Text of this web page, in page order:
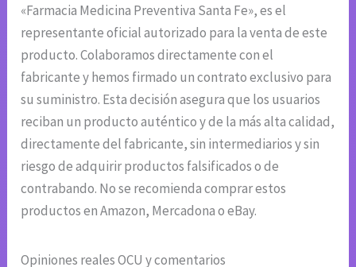
«Farmacia Medicina Preventiva Santa Fe», es el
representante oficial autorizado para la venta de este
producto. Colaboramos directamente con el
fabricante y hemos firmado un contrato exclusivo para
su suministro. Esta decisión asegura que los usuarios
reciban un producto auténtico y de la más alta calidad,
directamente del fabricante, sin intermediarios y sin
riesgo de adquirir productos falsificados o de
contrabando. No se recomienda comprar estos
productos en Amazon, Mercadona o eBay.
Opiniones reales OCU y comentarios